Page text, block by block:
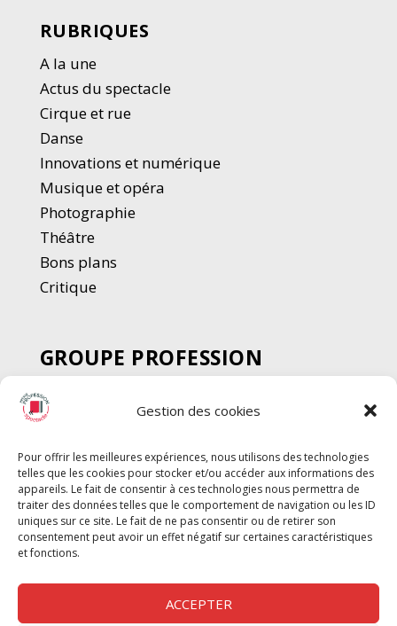
Gestion des cookies
Pour offrir les meilleures expériences, nous utilisons des technologies
telles que les cookies pour stocker et/ou accéder aux informations des
appareils. Le fait de consentir à ces technologies nous permettra de
traiter des données telles que le comportement de navigation ou les ID
uniques sur ce site. Le fait de ne pas consentir ou de retirer son
consentement peut avoir un effet négatif sur certaines caractéristiques
et fonctions.
ACCEPTER
RUBRIQUES
A la une
Actus du spectacle
Cirque et rue
Danse
Innovations et numérique
Musique et opéra
Photographie
Théâtre
Bons plans
Critique
GROUPE PROFESSION
SPECTACLE
Chèque Intermittents
Chèque Compta
Chèque Emploi Spectacle
G-Pods
Profession Audio-visuel